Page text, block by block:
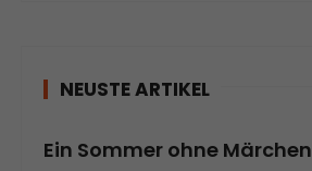
NEUSTE ARTIKEL
Ein Sommer ohne Märchen